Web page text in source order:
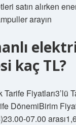
satın alırken
arayın
kaç TL?
Tarife Fiyatları3’lü
DönemiBirim
07.00